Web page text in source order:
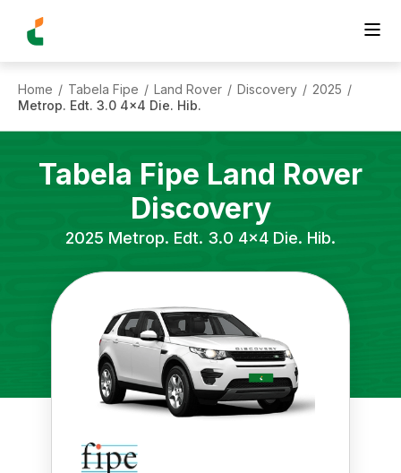
Home / Tabela Fipe / Land Rover / Discovery / 2025 /
Metrop. Edt. 3.0 4x4 Die. Hib.
Tabela Fipe Land Rover
Discovery
2025 Metrop. Edt. 3.0 4x4 Die. Hib.